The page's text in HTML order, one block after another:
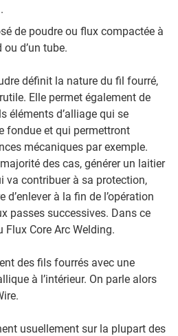
de poudre ou flux compactée à
ou d’un tube.
définit la nature du fil fourré,
Elle permet également de
éléments d’alliage qui se
fondue et qui permettront
mécaniques par exemple.
des cas, générer un laitier
va contribuer à sa protection,
d’enlever à la fin de l’opération
passes successives. Dans ce
Flux Core Arc Welding.
des fils fourrés avec une
à l’intérieur. On parle alors
usuellement sur la plupart des